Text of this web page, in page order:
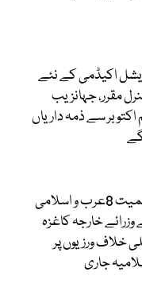
اکیڈمی کے نئے
مقرر، جہانزیب
اکتوبر سے ذمہ داریاں
پاکستان سمیت 8عرب و اسلامی
خارجہ کاغزہ
خلاف ورزیوں پر
جاری